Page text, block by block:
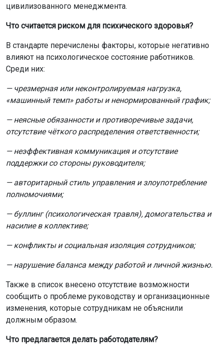
цивилизованного менеджмента.
Что считается риском для психического здоровья?
В стандарте перечислены факторы, которые негативно
влияют на психологическое состояние работников.
Среди них:
— чрезмерная или неконтролируемая нагрузка,
«машинный темп» работы и ненормированный график;
— неясные обязанности и противоречивые задачи,
отсутствие чёткого распределения ответственности;
— неэффективная коммуникация и отсутствие
поддержки со стороны руководителя;
— авторитарный стиль управления и злоупотребление
полномочиями;
— буллинг (психологическая травля), домогательства и
насилие в коллективе;
— конфликты и социальная изоляция сотрудников;
— нарушение баланса между работой и личной жизнью.
Также в список внесено отсутствие возможности
сообщить о проблеме руководству и организационные
изменения, которые сотрудникам не объяснили
должным образом.
Что предлагается делать работодателям?